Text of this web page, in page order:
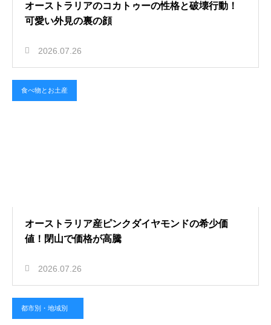
オーストラリアのコカトゥーの性格と破壊行動！
可愛い外見の裏の顔
2026.07.26
食べ物とお土産
オーストラリア産ピンクダイヤモンドの希少価
値！閉山で価格が高騰
2026.07.26
都市別・地域別